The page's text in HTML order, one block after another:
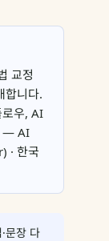
교정
합니다.
로우, AI
— AI
· 한국
문장 다